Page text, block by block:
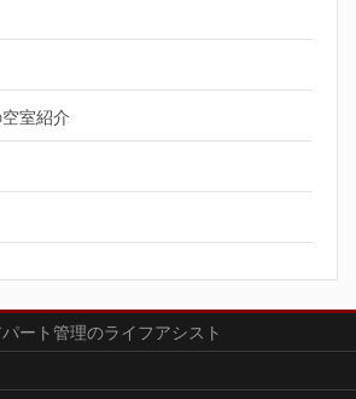
室紹介
ート管理のライフアシスト